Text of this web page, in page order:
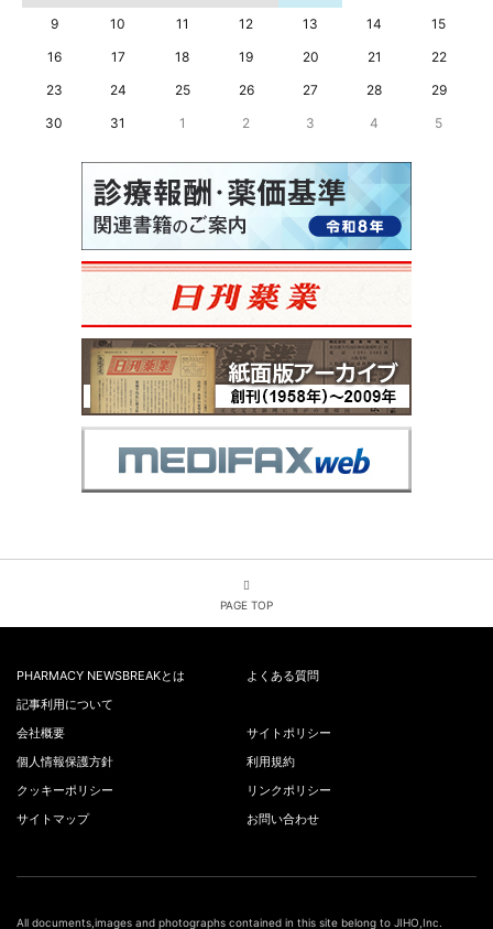
9
10 11 12 13 14
15
16
17 18 19 20 21
22
23
24 25 26 27 28
29
30
31 1 2 3 4 5
PAGE TOP
PHARMACY NEWSBREAKとは
よくある質問
記事利用について
会社概要
サイトポリシー
個人情報保護方針
利用規約
クッキーポリシー
リンクポリシー
サイトマップ
お問い合わせ
All documents,images and photographs contained in this site belong to JIHO,Inc.